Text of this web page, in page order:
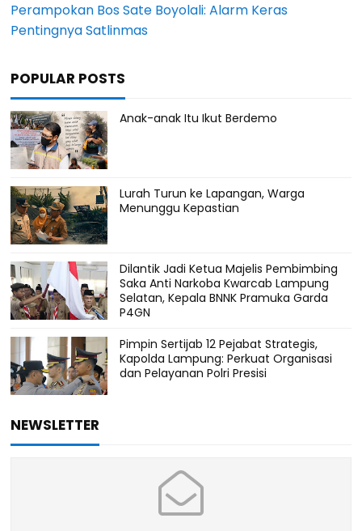
Perampokan Bos Sate Boyolali: Alarm Keras
Pentingnya Satlinmas
POPULAR POSTS
Anak-anak Itu Ikut Berdemo
Lurah Turun ke Lapangan, Warga
Menunggu Kepastian
Dilantik Jadi Ketua Majelis Pembimbing
Saka Anti Narkoba Kwarcab Lampung
Selatan, Kepala BNNK Pramuka Garda
P4GN
Pimpin Sertijab 12 Pejabat Strategis,
Kapolda Lampung: Perkuat Organisasi
dan Pelayanan Polri Presisi
NEWSLETTER